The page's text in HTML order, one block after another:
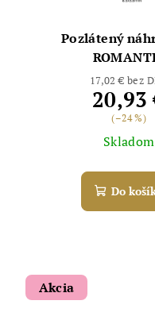
Pozlátený
17,02 € bez
20,93
(–24 %)
Skladom
Do
Akcia